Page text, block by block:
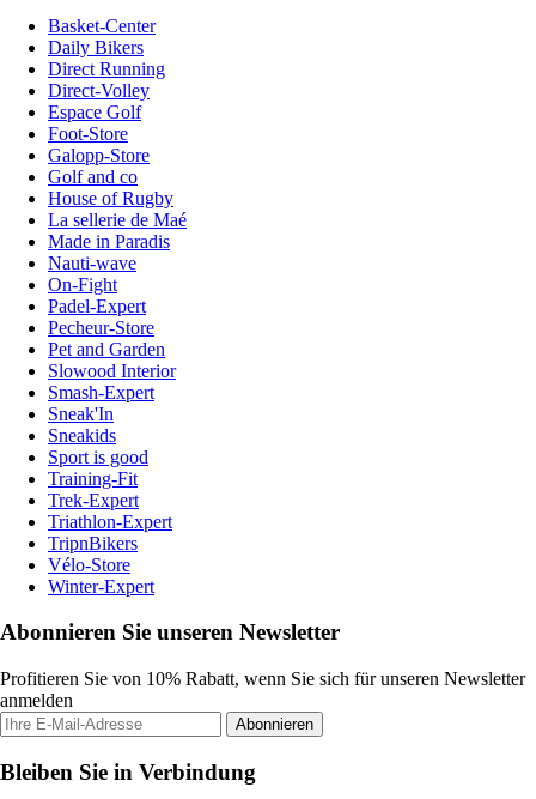
Basket-Center
Daily Bikers
Direct Running
Direct-Volley
Espace Golf
Foot-Store
Galopp-Store
Golf and co
House of Rugby
La sellerie de Maé
Made in Paradis
Nauti-wave
On-Fight
Padel-Expert
Pecheur-Store
Pet and Garden
Slowood Interior
Smash-Expert
Sneak'In
Sneakids
Sport is good
Training-Fit
Trek-Expert
Triathlon-Expert
TripnBikers
Vélo-Store
Winter-Expert
Abonnieren Sie unseren Newsletter
Profitieren Sie von 10% Rabatt, wenn Sie sich für unseren Newsletter
anmelden
Abonnieren
Bleiben Sie in Verbindung